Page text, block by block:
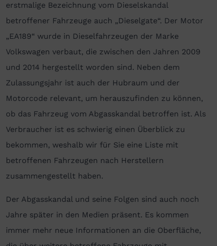
erstmalige Bezeichnung vom Dieselskandal
betroffener Fahrzeuge auch „Dieselgate“. Der Motor
„EA189“ wurde in Dieselfahrzeugen der Marke
Volkswagen verbaut, die zwischen den Jahren 2009
und 2014 hergestellt worden sind. Neben dem
Zulassungsjahr ist auch der Hubraum und der
Motorcode relevant, um herauszufinden zu können,
ob das Fahrzeug vom Abgasskandal betroffen ist. Als
Verbraucher ist es schwierig einen Überblick zu
bekommen, weshalb wir für Sie eine Liste mit
betroffenen Fahrzeugen nach Herstellern
zusammengestellt haben.
Der Abgasskandal und seine Folgen sind auch noch
Jahre später in den Medien präsent. Es kommen
immer mehr neue Informationen an die Oberfläche,